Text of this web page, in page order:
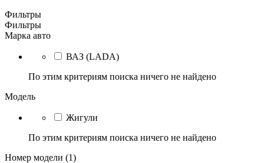
Фильтры
Фильтры
Марка авто
ВАЗ (LADA)
По этим критериям поиска ничего не найдено
Модель
Жигули
По этим критериям поиска ничего не найдено
Номер модели (1)